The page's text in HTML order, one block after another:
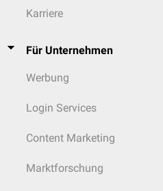
Karriere
Für Unternehmen
Werbung
Login Services
Content Marketing
Marktforschung